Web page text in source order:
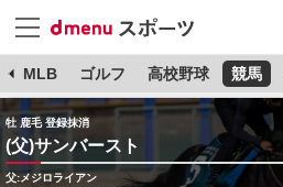
MLB ゴルフ 高校野球 競馬
牡 鹿毛 登録抹消
(父)サンバースト
父:メジロライアン